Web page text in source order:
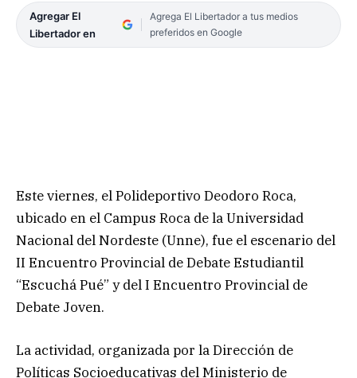
Agregar El
Libertador en
Agrega El Libertador a tus medios
preferidos en Google
Este viernes, el Polideportivo Deodoro Roca,
ubicado en el Campus Roca de la Universidad
Nacional del Nordeste (Unne), fue el escenario del
II Encuentro Provincial de Debate Estudiantil
“Escuchá Pué” y del I Encuentro Provincial de
Debate Joven.
La actividad, organizada por la Dirección de
Políticas Socioeducativas del Ministerio de